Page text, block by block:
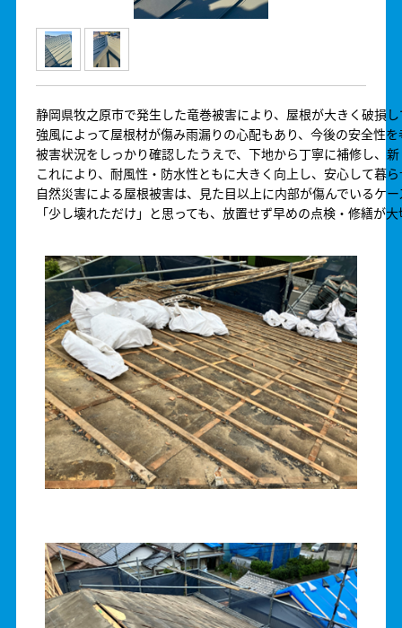
静岡県牧之原市で発生した竜巻被害により、屋根が大きく破損
強風によって屋根材が傷み雨漏りの心配もあり、今後の安全性
被害状況をしっかり確認したうえで、下地から丁寧に補修し、
これにより、耐風性・防水性ともに大きく向上し、安心して暮
自然災害による屋根被害は、見た目以上に内部が傷んでいるケ
「少し壊れただけ」と思っても、放置せず早めの点検・修繕が